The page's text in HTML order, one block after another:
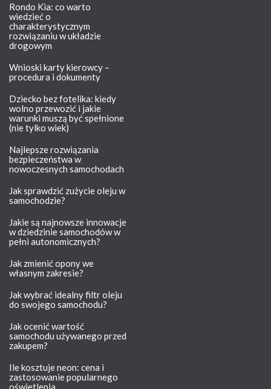
Rondo Kia: co warto
wiedzieć o
charakterystycznym
rozwiązaniu w układzie
drogowym
Wnioski karty kierowcy –
procedura i dokumenty
Dziecko bez fotelika: kiedy
wolno przewozić i jakie
warunki muszą być spełnione
(nie tylko wiek)
Najlepsze rozwiązania
bezpieczeństwa w
nowoczesnych samochodach
Jak sprawdzić zużycie oleju w
samochodzie?
Jakie są najnowsze innowacje
w dziedzinie samochodów w
pełni autonomicznych?
Jak zmienić opony we
własnym zakresie?
Jak wybrać idealny filtr oleju
do swojego samochodu?
Jak ocenić wartość
samochodu używanego przed
zakupem?
Ile kosztuje neon: cena i
zastosowanie popularnego
oświetlenia